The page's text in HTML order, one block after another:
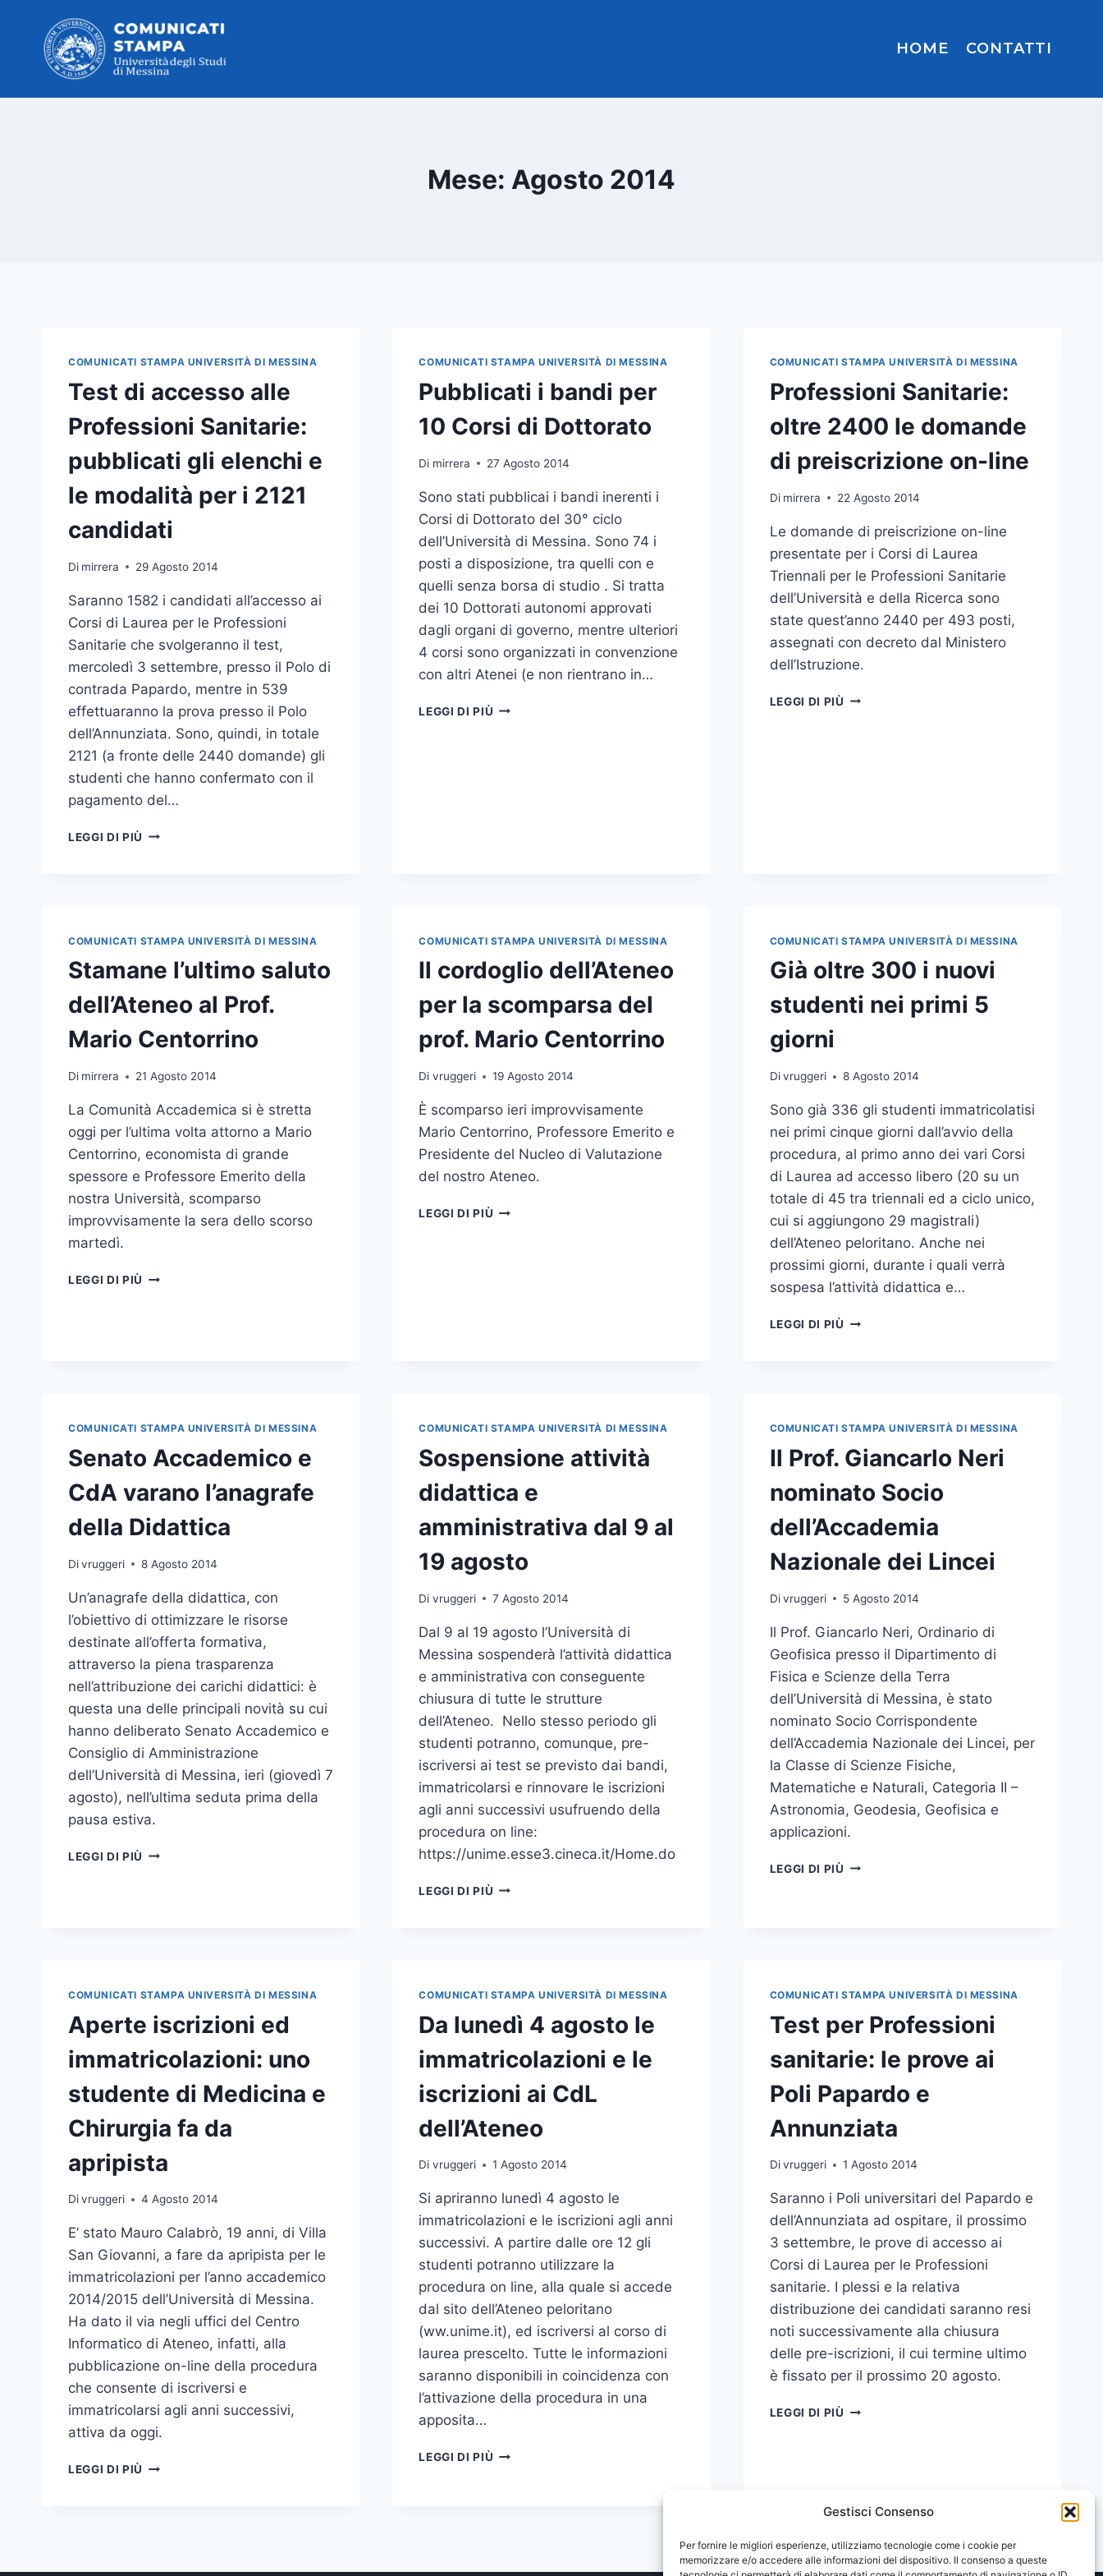
Gestisci Consenso
Per fornire le migliori esperienze, utilizziamo tecnologie come i cookie per
memorizzare e/o accedere alle informazioni del dispositivo. Il consenso a queste
contenuto
HOME CONTATTI
Mese: Agosto 2014
COMUNICATI STAMPA UNIVERSITÀ DI MESSINA
Test di accesso alle
Professioni Sanitarie:
pubblicati gli elenchi e
le modalità per i 2121
candidati
Di mirrera 29 Agosto 2014
Saranno 1582 i candidati all’accesso ai
Corsi di Laurea per le Professioni
Sanitarie che svolgeranno il test,
mercoledì 3 settembre, presso il Polo di
contrada Papardo, mentre in 539
effettuaranno la prova presso il Polo
dell’Annunziata. Sono, quindi, in totale
2121 (a fronte delle 2440 domande) gli
studenti che hanno confermato con il
pagamento del…
LEGGI DI PIÙ TEST
PUBBLICATI
ELENCHI
LE
PER
2121
COMUNICATI STAMPA UNIVERSITÀ DI MESSINA
Pubblicati i bandi per
10 Corsi di Dottorato
Di mirrera 27 Agosto 2014
Sono stati pubblicai i bandi inerenti i
Corsi di Dottorato del 30° ciclo
dell’Università di Messina. Sono 74 i
posti a disposizione, tra quelli con e
quelli senza borsa di studio . Si tratta
dei 10 Dottorati autonomi approvati
dagli organi di governo, mentre ulteriori
4 corsi sono organizzati in convenzione
con altri Atenei (e non rientrano in…
LEGGI DI PIÙ PUBBLICATI
COMUNICATI STAMPA UNIVERSITÀ DI MESSINA
Professioni Sanitarie:
oltre 2400 le domande
di preiscrizione on-line
Di mirrera 22 Agosto 2014
Le domande di preiscrizione on-line
presentate per i Corsi di Laurea
Triennali per le Professioni Sanitarie
dell’Università e della Ricerca sono
state quest’anno 2440 per 493 posti,
assegnati con decreto dal Ministero
dell’Istruzione.
LEGGI DI PIÙ PROFESSIONI
COMUNICATI STAMPA UNIVERSITÀ DI MESSINA
Stamane l’ultimo saluto
dell’Ateneo al Prof.
Mario Centorrino
Di mirrera 21 Agosto 2014
La Comunità Accademica si è stretta
oggi per l’ultima volta attorno a Mario
Centorrino, economista di grande
spessore e Professore Emerito della
nostra Università, scomparso
improvvisamente la sera dello scorso
martedì.
LEGGI DI PIÙ STAMANE
COMUNICATI STAMPA UNIVERSITÀ DI MESSINA
Il cordoglio dell’Ateneo
per la scomparsa del
prof. Mario Centorrino
Di vruggeri 19 Agosto 2014
È scomparso ieri improvvisamente
Mario Centorrino, Professore Emerito e
Presidente del Nucleo di Valutazione
del nostro Ateneo.
LEGGI DI PIÙ
COMUNICATI STAMPA UNIVERSITÀ DI MESSINA
Già oltre 300 i nuovi
studenti nei primi 5
giorni
Di vruggeri 8 Agosto 2014
Sono già 336 gli studenti immatricolatisi
nei primi cinque giorni dall’avvio della
procedura, al primo anno dei vari Corsi
di Laurea ad accesso libero (20 su un
totale di 45 tra triennali ed a ciclo unico,
cui si aggiungono 29 magistrali)
dell’Ateneo peloritano. Anche nei
prossimi giorni, durante i quali verrà
sospesa l’attività didattica e…
LEGGI DI PIÙ GIÀ
NEI
5
COMUNICATI STAMPA UNIVERSITÀ DI MESSINA
Senato Accademico e
CdA varano l’anagrafe
della Didattica
Divruggeri 8 Agosto 2014
Un’anagrafe della didattica, con
l’obiettivo di ottimizzare le risorse
destinate all’offerta formativa,
attraverso la piena trasparenza
nell’attribuzione dei carichi didattici: è
questa una delle principali novità su cui
hanno deliberato Senato Accademico e
Consiglio di Amministrazione
dell’Università di Messina, ieri (giovedì 7
agosto), nell’ultima seduta prima della
pausa estiva.
LEGGI DI PIÙ SENATO
COMUNICATI STAMPA UNIVERSITÀ DI MESSINA
Sospensione attività
didattica e
amministrativa dal 9 al
19 agosto
Di vruggeri 7 Agosto 2014
Dal 9 al 19 agosto l’Università di
Messina sospenderà l’attività didattica
e amministrativa con conseguente
chiusura di tutte le strutture
dell’Ateneo. Nello stesso periodo gli
studenti potranno, comunque, pre-
iscriversi ai test se previsto dai bandi,
immatricolarsi e rinnovare le iscrizioni
agli anni successivi usufruendo della
procedura on line:
https://unime.esse3.cineca.it/Home.do
LEGGI DI PIÙ SOSPENSIONE
9
19
COMUNICATI STAMPA UNIVERSITÀ DI MESSINA
Il Prof. Giancarlo Neri
nominato Socio
dell’Accademia
Nazionale dei Lincei
Di vruggeri 5 Agosto 2014
Il Prof. Giancarlo Neri, Ordinario di
Geofisica presso il Dipartimento di
Fisica e Scienze della Terra
dell’Università di Messina, è stato
nominato Socio Corrispondente
dell’Accademia Nazionale dei Lincei, per
la Classe di Scienze Fisiche,
Matematiche e Naturali, Categoria II –
Astronomia, Geodesia, Geofisica e
applicazioni.
LEGGI DI PIÙ IL
DEI
LINCEI
COMUNICATI STAMPA UNIVERSITÀ DI MESSINA
Aperte iscrizioni ed
immatricolazioni: uno
studente di Medicina e
Chirurgia fa da
apripista
Divruggeri 4 Agosto 2014
E’ stato Mauro Calabrò, 19 anni, di Villa
San Giovanni, a fare da apripista per le
immatricolazioni per l’anno accademico
2014/2015 dell’Università di Messina.
Ha dato il via negli uffici del Centro
Informatico di Ateneo, infatti, alla
pubblicazione on-line della procedura
che consente di iscriversi e
immatricolarsi agli anni successivi,
attiva da oggi.
LEGGI DI PIÙ APERTE
COMUNICATI STAMPA UNIVERSITÀ DI MESSINA
Da lunedì 4 agosto le
immatricolazioni e le
iscrizioni ai CdL
dell’Ateneo
Di vruggeri 1 Agosto 2014
Si apriranno lunedì 4 agosto le
immatricolazioni e le iscrizioni agli anni
successivi. A partire dalle ore 12 gli
studenti potranno utilizzare la
procedura on line, alla quale si accede
dal sito dell’Ateneo peloritano
(ww.unime.it), ed iscriversi al corso di
laurea prescelto. Tutte le informazioni
saranno disponibili in coincidenza con
l’attivazione della procedura in una
apposita…
LEGGI DI PIÙ DA
COMUNICATI STAMPA UNIVERSITÀ DI MESSINA
Test per Professioni
sanitarie: le prove ai
Poli Papardo e
Annunziata
Di vruggeri 1 Agosto 2014
Saranno i Poli universitari del Papardo e
dell’Annunziata ad ospitare, il prossimo
3 settembre, le prove di accesso ai
Corsi di Laurea per le Professioni
sanitarie. I plessi e la relativa
distribuzione dei candidati saranno resi
noti successivamente alla chiusura
delle pre-iscrizioni, il cui termine ultimo
è fissato per il prossimo 20 agosto.
LEGGI DI PIÙ TEST
AI
PAPARDO
E